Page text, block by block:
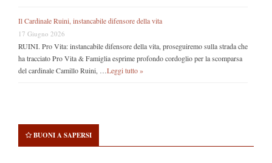
Il Cardinale Ruini, instancabile difensore della vita
17 Giugno 2026
RUINI. Pro Vita: instancabile difensore della vita, proseguiremo sulla strada che
ha tracciato Pro Vita & Famiglia esprime profondo cordoglio per la scomparsa
del cardinale Camillo Ruini, … Leggi tutto »
BUONI A SAPERSI